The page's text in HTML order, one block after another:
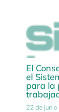
El
el
para la
22 de